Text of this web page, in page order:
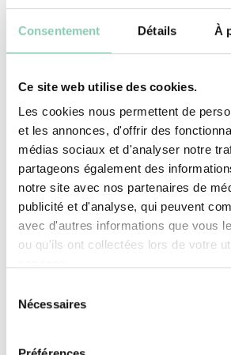
Consentement Détails À
Ce site web utilise des cookies.
Les cookies nous permettent de
et les annonces, d'offrir des
médias sociaux et d'analyser notre
partageons également des
notre site avec nos partenaires de
publicité et d'analyse, qui peuvent
avec d'autres informations que vous
ou qu'ils ont collectées lors de votre
Nécessaires
polyvalentes
aussi bien en automne qu’en
pratiques, bien ajustées
imperméables, elles
intempéries. Ces
assurent une parfaite
des semelles malléables et
Notre catalogue
caoutchouc femme au
anticonformiste. Avec leurs